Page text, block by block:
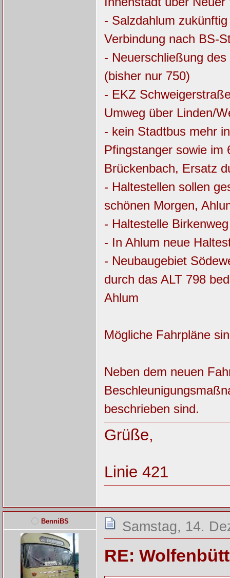
- Salzdahlum
Verbindung nach BS-
- Neuerschließung
(bisher nur 750)
- EKZ
Umweg über Linden/
- kein Stadtbus mehr
Pfingstanger sowie im
Brückenbach, Ersatz
- Haltestellen sollen
schönen Morgen,
- Haltestelle
- In Ahlum neue
- Neubaugebiet
durch das ALT 798
Ahlum
Mögliche Fahrpläne
Neben dem neuen
beschrieben sind.
Grüße,
Linie 421
BenniBS Samstag, 14.
RE: